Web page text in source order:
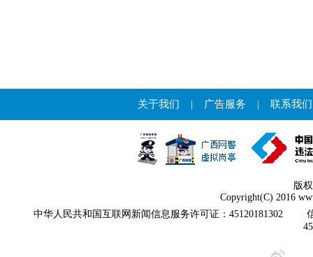
关于我们 | 广告服务 | 联系我们
版
Copyright(C) 2016
中华人民共和国互联网新闻信息服务许可证：45120181302